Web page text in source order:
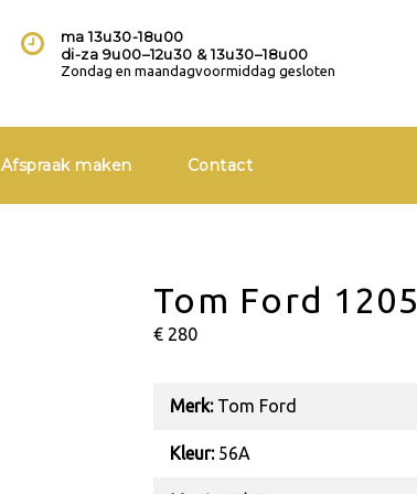
ma 13u30-18u00
di-za 9u00–12u30 & 13u30–18u00
Zondag en maandagvoormiddag gesloten
Afspraak maken Contact
Tom Ford 1205
€ 280
Merk:Tom Ford
Kleur:56A